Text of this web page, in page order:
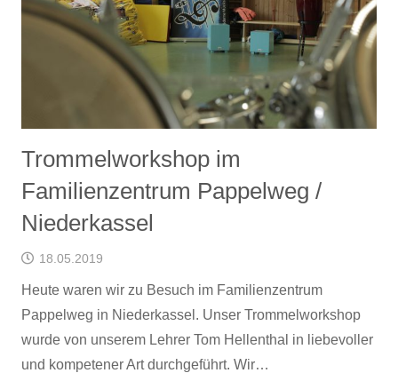
Trommelworkshop im
Familienzentrum Pappelweg /
Niederkassel
18.05.2019
Heute waren wir zu Besuch im Familienzentrum
Pappelweg in Niederkassel. Unser Trommelworkshop
wurde von unserem Lehrer Tom Hellenthal in liebevoller
und kompetener Art durchgeführt. Wir…